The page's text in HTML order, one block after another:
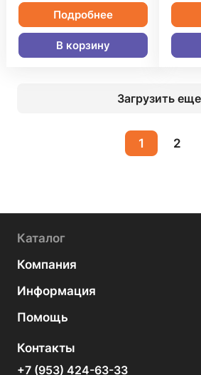
Подробнее
В корзину
Загрузить еще
1 2
Каталог
Компания
Информация
Помощь
Контакты
+7 (953) 424-63-33